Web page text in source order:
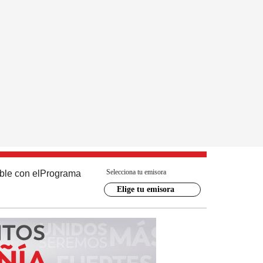
con el Programa Selecciona tu emisora
Elige tu emisora